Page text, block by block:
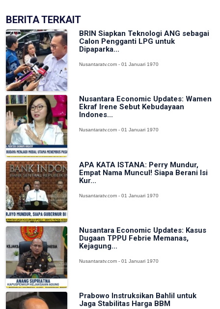
BERITA TERKAIT
BRIN Siapkan Teknologi ANG sebagai
Calon Pengganti LPG untuk
Dipaparka...
Nusantaratv.com - 01 Januari 1970
Nusantara Economic Updates: Wamen
Ekraf Irene Sebut Kebudayaan
Indones...
Nusantaratv.com - 01 Januari 1970
APA KATA ISTANA: Perry Mundur,
Empat Nama Muncul! Siapa Berani Isi
Kur...
Nusantaratv.com - 01 Januari 1970
Nusantara Economic Updates: Kasus
Dugaan TPPU Febrie Memanas,
Kejagung...
Nusantaratv.com - 01 Januari 1970
Prabowo Instruksikan Bahlil untuk
Jaga Stabilitas Harga BBM